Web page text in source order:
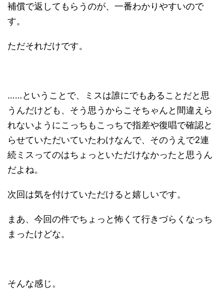
補償で返してもらうのが、一番わかりやすいので
す。
ただそれだけです。
……ということで、ミスは誰にでもあることだと思
うんだけども、そう思うからこそちゃんと間違えら
れないようにこっちもこっちで指差や復唱で確認と
らせていただいていたわけなんで、そのうえで2連
続ミスってのはちょっといただけなかったと思うん
だよね。
次回は気を付けていただけると嬉しいです。
まあ、今回の件でちょっと怖くて行きづらくなっち
まったけどな。
そんな感じ。